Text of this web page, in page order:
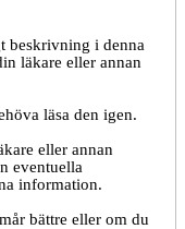
beskrivning i denna
läkare eller annan
läsa den igen.
eller annan
eventuella
information.
bättre eller om du